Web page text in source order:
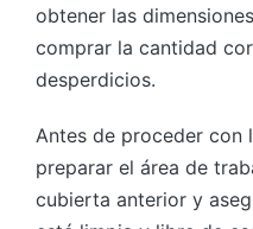
obtener las
comprar la cantidad
desperdicios.
Antes de proceder con
preparar el área de
cubierta anterior y